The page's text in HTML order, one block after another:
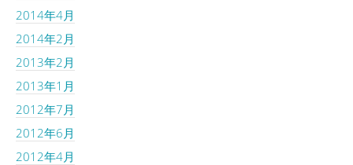
2014年4月
2014年2月
2013年2月
2013年1月
2012年7月
2012年6月
2012年4月